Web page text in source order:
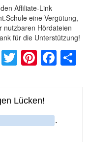
Affiliate-Link
eine Vergütung,
nutzbaren Hördateien
für die Unterstützung!
WhatsApp
Twitter